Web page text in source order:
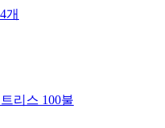
개
리스 100불